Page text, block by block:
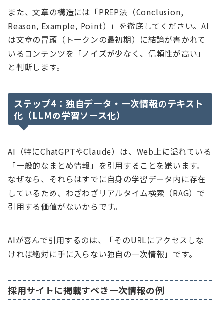
また、文章の構造には「PREP法（Conclusion,
Reason, Example, Point）」を徹底してください。AI
は文章の冒頭（トークンの最初期）に結論が書かれて
いるコンテンツを「ノイズが少なく、信頼性が高い」
と判断します。
ステップ4：独自データ・一次情報のテキスト
化（LLMの学習ソース化）
AI（特にChatGPTやClaude）は、Web上に溢れている
「一般的なまとめ情報」を引用することを嫌います。
なぜなら、それらはすでに自身の学習データ内に存在
しているため、わざわざリアルタイム検索（RAG）で
引用する価値がないからです。
AIが喜んで引用するのは、「そのURLにアクセスしな
ければ絶対に手に入らない独自の一次情報」です。
採用サイトに掲載すべき一次情報の例